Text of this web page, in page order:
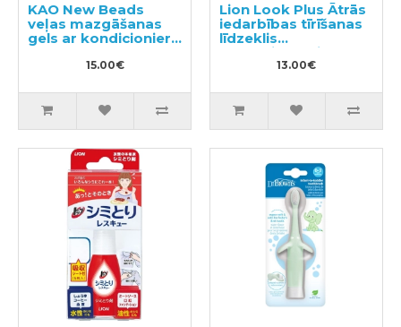
KAO New Beads
veļas mazgāšanas
gels ar kondicionieri
15.00€
Lion Look Plus Ātrās
iedarbības tīrīšanas
līdzeklis
vannasistabai ar
citrusaugļu aromātu
13.00€